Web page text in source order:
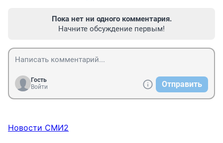
Пока нет ни одного комментария.
Начните обсуждение первым!
Гость
Войти
Отправить
Новости СМИ2